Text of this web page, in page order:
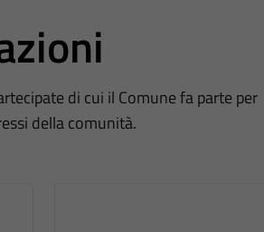
di cui il Comune fa parte per
della comunità.